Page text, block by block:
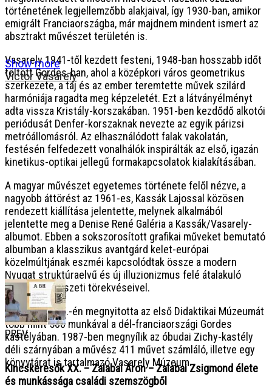
történetének legjellemzőbb alakjaival, így 1930-ban, amikor
emigrált Franciaországba, már majdnem mindent ismert az
absztrakt művészet területén is.
Vasarely 1941-től kezdett festeni, 1948-ban hosszabb időt
töltött Gordes-ban, ahol a középkori város geometrikus
szerkezete, a táj és az ember teremtette művek szilárd
harmóniája ragadta meg képzeletét. Ezt a látványélményt
adta vissza Kristály-korszakában. 1951-ben kezdődő alkotói
periódusát Denfer-korszaknak nevezte az egyik párizsi
metróállomásról. Az elhasználódott falak vakolatán,
festésén felfedezett vonalhálók inspirálták az első, igazán
kinetikus-optikai jellegű formakapcsolatok kialakításában.
A magyar művészet egyetemes története felől nézve, a
nagyobb áttörést az 1961-es, Kassák Lajossal közösen
rendezett kiállítása jelentette, melynek alkalmából
jelentette meg a Denise René Galéria a Kassák/Vasarely-
albumot. Ebben a sokszorosított grafikai műveket bemutató
albumban a klasszikus avantgárd kelet-európai
közelmúltjának eszméi kapcsolódtak össze a modern
Nyugat struktúraelvű és új illuzionizmus felé átalakuló
vizuális művészeti törekvéseivel.
1970. június 5.-én megnyitotta az első Didaktikai Múzeumát
több mint 500 munkával a dél-franciaországi Gordes
kastélyában. 1987-ben megnyílik az óbudai Zichy-kastély
déli szárnyában a művész 411 művet számláló, illetve egy
könyvtárat is tartalmazó Vasarely Múzeum.
Show more
Victor Vasarely
PREV
Kincskeresők XX. – Zalabai Áron – Zalabai Zsigmond élete
és munkássága családi szemszögből